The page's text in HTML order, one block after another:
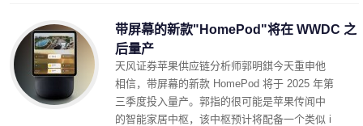
带屏幕的新款"HomePod"将在 WWDC 之
后量产
天风证券苹果供应链分析师郭明錤今天重申他
相信，带屏幕的新款 HomePod 将于 2025 年第
三季度投入量产。郭指的很可能是苹果传闻中
的智能家居中枢，该中枢预计将配备一个类似 i